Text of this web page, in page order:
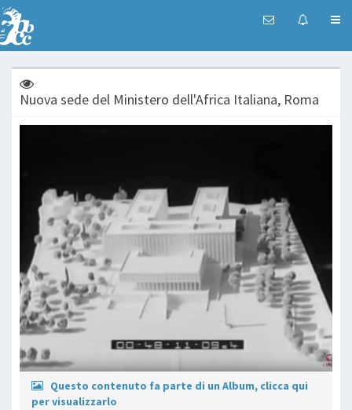
Nuova sede del Ministero dell'Africa Italiana, Roma
Questo contenuto fa parte di un Album, clicca qui
per visualizzarlo